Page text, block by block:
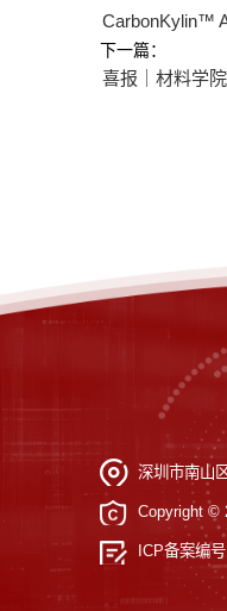
CarbonKylin™
下一篇：
喜报｜材料学
深圳市南山
Copyright ©
ICP备案编